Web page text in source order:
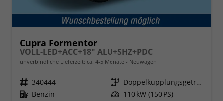
Cupra Formentor
VOLL-LED+ACC+18" ALU+SHZ+PDC
unverbindliche Lieferzeit: ca. 4-5 Monate Neuwagen
Fahrzeugnr. 340444 Getriebe
Doppelkupplungsgetriebe (DSG)
Kraftstoff Benzin Leistung 110 kW (150 PS)